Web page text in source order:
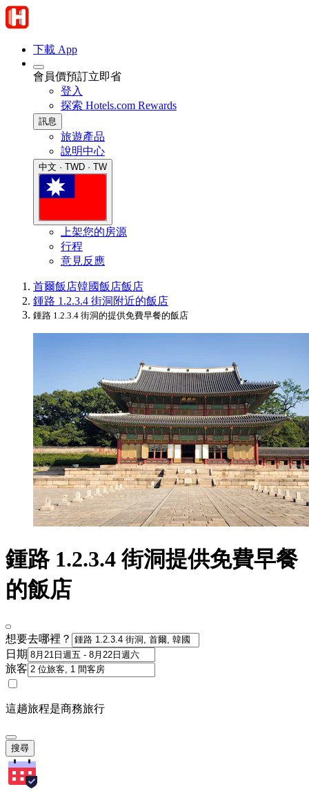
下載 App
會員價預訂立即省
登入
探索 Hotels.com Rewards
訊息
旅遊產品
說明中心
中文 · TWD · TW
上架您的房源
行程
意見反應
首爾飯店韓國飯店飯店
鍾路 1.2.3.4 街洞附近的飯店
鍾路 1.2.3.4 街洞的提供免費早餐的飯店
鍾路 1.2.3.4 街洞提供免費早餐
的飯店
想要去哪裡？
日期
旅客
這趟旅程是商務旅行
搜尋